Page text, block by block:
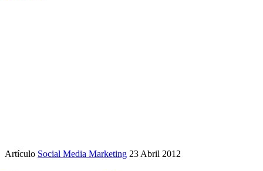
Artículo Social Media Marketing 23 Abril 2012